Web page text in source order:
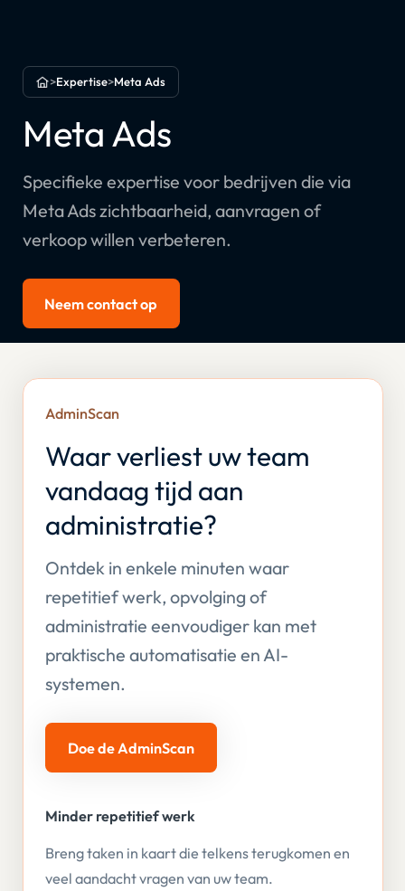
Home
>Expertise>Meta Ads
Meta Ads
Specifieke expertise voor bedrijven die via
Meta Ads zichtbaarheid, aanvragen of
verkoop willen verbeteren.
Neem contact op
AdminScan
Waar verliest uw team
vandaag tijd aan
administratie?
Ontdek in enkele minuten waar
repetitief werk, opvolging of
administratie eenvoudiger kan met
praktische automatisatie en AI-
systemen.
Doe de AdminScan
Minder repetitief werk
Breng taken in kaart die telkens terugkomen en
veel aandacht vragen van uw team.